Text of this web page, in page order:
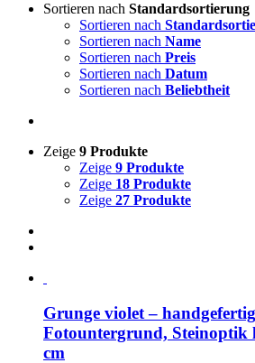
Sortieren nach Standardsortierung
Sortieren nach
Sortieren nach Name
Sortieren nach Preis
Sortieren nach Datum
Sortieren nach Beliebtheit
Zeige 9 Produkte
Zeige 9 Produkte
Zeige 18 Produkte
Zeige 27 Produkte
Grunge violet –
Fotountergrund, Steinoptik
cm